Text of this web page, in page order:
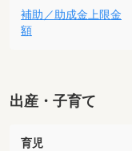
補助／助成金上限金
額
出産・子育て
育児